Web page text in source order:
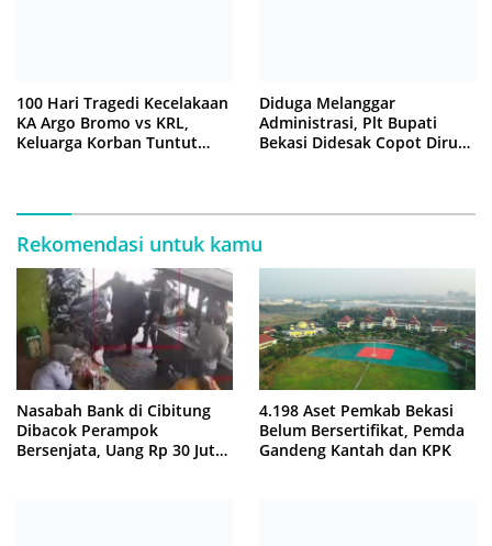
100 Hari Tragedi Kecelakaan
KA Argo Bromo vs KRL,
Keluarga Korban Tuntut
Diduga Melanggar
Administrasi, Plt Bupati
Bekasi Didesak Copot Dirum
Rekomendasi untuk kamu
Nasabah Bank di Cibitung
Dibacok Perampok
Bersenjata, Uang Rp 30 Juta
4.198 Aset Pemkab Bekasi
Belum Bersertifikat, Pemda
Gandeng Kantah dan KPK